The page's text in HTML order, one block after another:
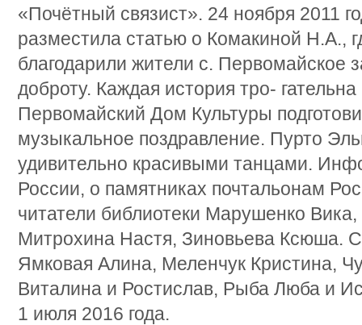
«Почётный связист». 24 ноября 2011
разместила статью о Комакиной Н.А.,
благодарили жители с. Первомайское
доброту. Каждая история тро-
Первомайский Дом Культуры
музыкальное поздравление. Пурто
удивительно красивыми танцами.
России, о памятниках почтальонам
читатели библиотеки Марушенко
Митрохина Настя, Зиновьева Ксюша.
Ямковая Алина, Меленчук Кристина,
Виталина и Ростислав, Рыба Люба и
1 июля 2016 года.